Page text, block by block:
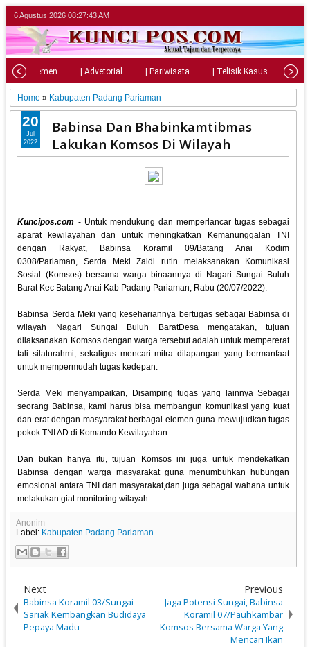
6 Agustus 2026 08:27:45 AM
| Parlemen | Advetorial | Pariwisata | Telisik Kasus |
Home » Kabupaten Padang Pariaman
Babinsa Dan Bhabinkamtibmas
Lakukan Komsos Di Wilayah
Kuncipos.com - Untuk mendukung dan memperlancar tugas sebagai
aparat kewilayahan dan untuk meningkatkan Kemanunggalan TNI
dengan Rakyat, Babinsa Koramil 09/Batang Anai Kodim
0308/Pariaman, Serda Meki Zaldi rutin melaksanakan Komunikasi
Sosial (Komsos) bersama warga binaannya di Nagari Sungai Buluh
Barat Kec Batang Anai Kab Padang Pariaman, Rabu (20/07/2022).
Babinsa Serda Meki yang kesehariannya bertugas sebagai Babinsa di
wilayah Nagari Sungai Buluh BaratDesa mengatakan, tujuan
dilaksanakan Komsos dengan warga tersebut adalah untuk mempererat
tali silaturahmi, sekaligus mencari mitra dilapangan yang bermanfaat
untuk mempermudah tugas kedepan.
Serda Meki menyampaikan, Disamping tugas yang lainnya Sebagai
seorang Babinsa, kami harus bisa membangun komunikasi yang kuat
dan erat dengan masyarakat berbagai elemen guna mewujudkan tugas
pokok TNI AD di Komando Kewilayahan.
Dan bukan hanya itu, tujuan Komsos ini juga untuk mendekatkan
Babinsa dengan warga masyarakat guna menumbuhkan hubungan
emosional antara TNI dan masyarakat,dan juga sebagai wahana untuk
melakukan giat monitoring wilayah.
20
Jul
2022
Anonim
Label: Kabupaten Padang Pariaman
Next
Babinsa Koramil 03/Sungai
Sariak Kembangkan Budidaya
Pepaya Madu
Previous
Jaga Potensi Sungai, Babinsa
Koramil 07/Pauhkambar
Komsos Bersama Warga Yang
Mencari Ikan